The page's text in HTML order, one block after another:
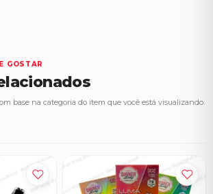
GOSTAR
base na categoria do item que você está visualizando.